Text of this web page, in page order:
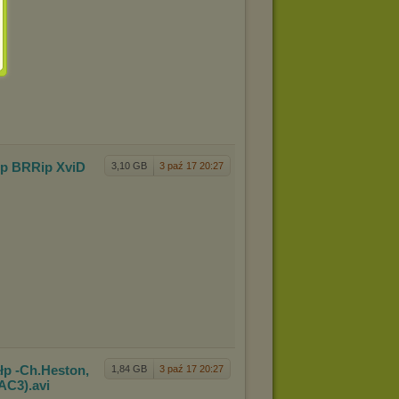
3,10 GB 3 paź 17 20:27
BRRip XviD
1,84 GB 3 paź 17 20:27
-Ch.Heston,
.avi